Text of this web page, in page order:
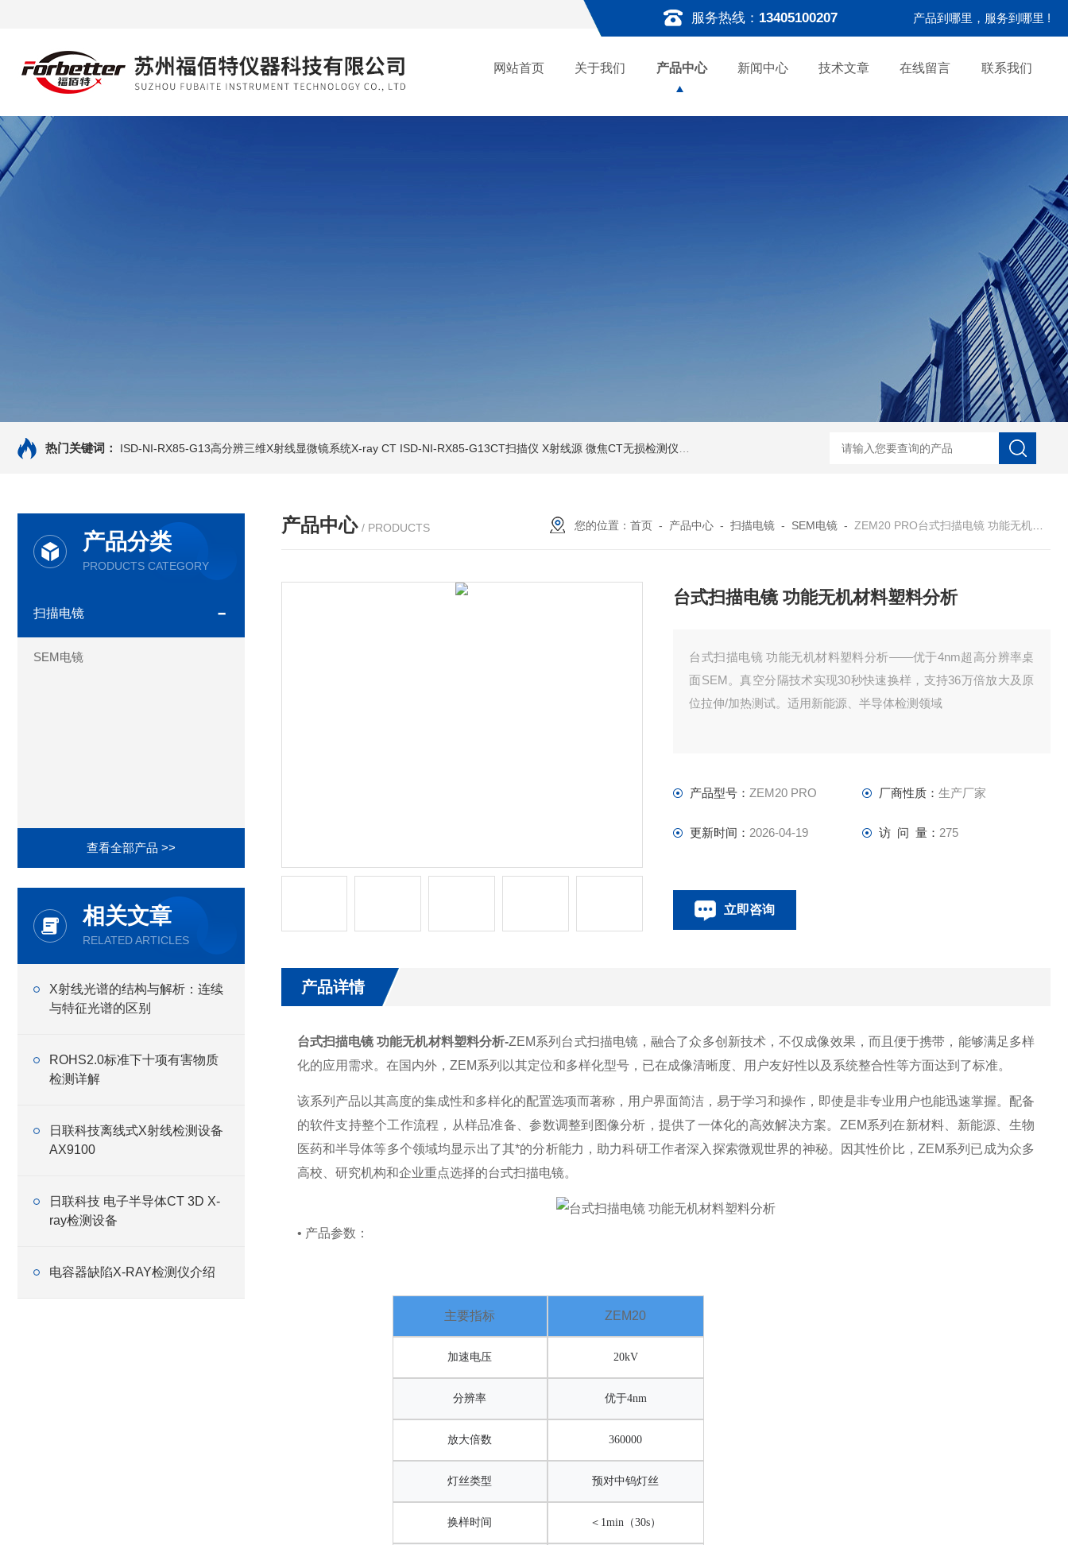
服务热线： 13405100207 产品到哪里，服务到哪里 !
网站首页 关于我们 产品中心 新闻中心 技术文章 在线留言 联系我们
热门关键词： ISD-NI-RX85-G13高分辨三维X射线显微镜系统X-ray CT ISD-NI-RX85-G13CT扫描仪 X射线源 微焦CT无损检测仪器 ISD-NI-RX85-G13工业用3D显微X射线CT扫描设备 EDX1800BRohs指令环
产品分类
PRODUCTS CATEGORY
扫描电镜
SEM电镜
查看全部产品 >>
相关文章
RELATED ARTICLES
X射线光谱的结构与解析：连续
与特征光谱的区别
ROHS2.0标准下十项有害物质
检测详解
日联科技离线式X射线检测设备
AX9100
日联科技 电子半导体CT 3D X-
ray检测设备
电容器缺陷X-RAY检测仪介绍
产品中心 / PRODUCTS 您的位置：首页 - 产品中心 -扫描电镜 - SEM电镜 - ZEM20 PRO台式扫描电镜 功能无机材料塑料分析
台式扫描电镜 功能无机材料塑料分析
台式扫描电镜 功能无机材料塑料分析——优于4nm超高分辨率桌
面SEM。真空分隔技术实现30秒快速换样，支持36万倍放大及原
位拉伸/加热测试。适用新能源、半导体检测领域
产品型号：ZEM20 PRO 厂商性质： 生产厂家
更新时间： 2026-04-19 访 问 量： 275
立即咨询
产品详情
台式扫描电镜 功能无机材料塑料分析-ZEM系列台式扫描电镜，融合了众多创新技术，不仅成像效果，而且便于携带，能够满足多样
化的应用需求。在国内外，ZEM系列以其定位和多样化型号，已在成像清晰度、用户友好性以及系统整合性等方面达到了标准。
该系列产品以其高度的集成性和多样化的配置选项而著称，用户界面简洁，易于学习和操作，即使是非专业用户也能迅速掌握。配备
的软件支持整个工作流程，从样品准备、参数调整到图像分析，提供了一体化的高效解决方案。ZEM系列在新材料、新能源、生物
医药和半导体等多个领域均显示出了其*的分析能力，助力科研工作者深入探索微观世界的神秘。因其性价比，ZEM系列已成为众多
高校、研究机构和企业重点选择的台式扫描电镜。
• 产品参数：
主要指标 ZEM20
加速电压 20kV
分辨率 优于4nm
放大倍数 360000
灯丝类型 预对中钨灯丝
换样时间 ＜1min（30s）